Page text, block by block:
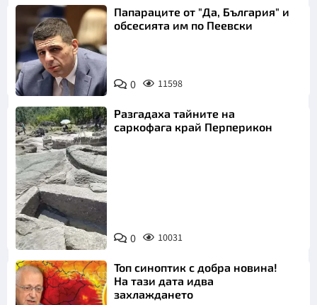
Папараците от "Да, България" и
обсесията им по Пеевски
0 11598
Снимка:
Bulgaria ON
AIR
Разгадаха тайните на
саркофага край Перперикон
0 10031
Топ синоптик с добра новина!
На тази дата идва
захлаждането